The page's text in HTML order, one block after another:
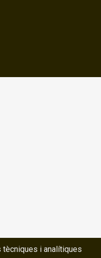
i analítiques